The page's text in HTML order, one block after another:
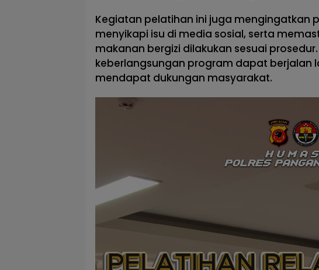
Kegiatan pelatihan ini juga mengingatkan
menyikapi isu di media sosial, serta
makanan bergizi dilakukan sesuai
keberlangsungan program dapat berjalan
mendapat dukungan masyarakat.